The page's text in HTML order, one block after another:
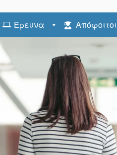
Έρευνα Απόφοιτοι